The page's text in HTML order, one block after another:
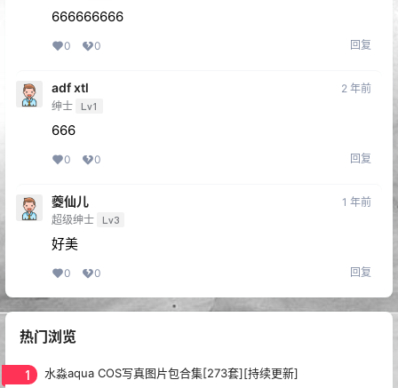
666666666
0 0 回复
adf xtl
绅士 Lv1
2 年前
666
0 0 回复
夔仙儿
超级绅士 Lv3
1 年前
好美
0 0 回复
热门浏览
1 水淼aqua COS写真图片包合集[273套][持续更新]